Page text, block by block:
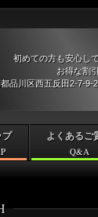
初めての方も安心し
お得な割
品川区西五反田2-7-9-
プ よくあるご
Q&A